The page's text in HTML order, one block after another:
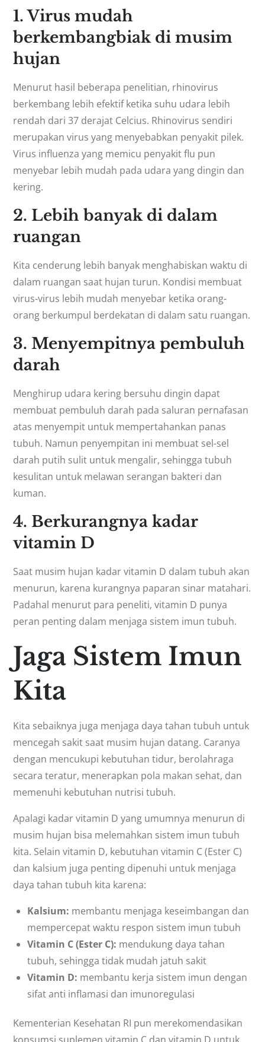
1. Virus mudah
berkembangbiak di musim
hujan
Menurut hasil beberapa penelitian, rhinovirus
berkembang lebih efektif ketika suhu udara lebih
rendah dari 37 derajat Celcius. Rhinovirus sendiri
merupakan virus yang menyebabkan penyakit pilek.
Virus influenza yang memicu penyakit flu pun
menyebar lebih mudah pada udara yang dingin dan
kering.
2. Lebih banyak di dalam
ruangan
Kita cenderung lebih banyak menghabiskan waktu di
dalam ruangan saat hujan turun. Kondisi membuat
virus-virus lebih mudah menyebar ketika orang-
orang berkumpul berdekatan di dalam satu ruangan.
3. Menyempitnya pembuluh
darah
Menghirup udara kering bersuhu dingin dapat
membuat pembuluh darah pada saluran pernafasan
atas menyempit untuk mempertahankan panas
tubuh. Namun penyempitan ini membuat sel-sel
darah putih sulit untuk mengalir, sehingga tubuh
kesulitan untuk melawan serangan bakteri dan
kuman.
4. Berkurangnya kadar
vitamin D
Saat musim hujan kadar vitamin D dalam tubuh akan
menurun, karena kurangnya paparan sinar matahari.
Padahal menurut para peneliti, vitamin D punya
peran penting dalam menjaga sistem imun tubuh.
Jaga Sistem Imun
Kita
Kita sebaiknya juga menjaga daya tahan tubuh untuk
mencegah sakit saat musim hujan datang. Caranya
dengan mencukupi kebutuhan tidur, berolahraga
secara teratur, menerapkan pola makan sehat, dan
memenuhi kebutuhan nutrisi tubuh.
Apalagi kadar vitamin D yang umumnya menurun di
musim hujan bisa melemahkan sistem imun tubuh
kita. Selain vitamin D, kebutuhan vitamin C (Ester C)
dan kalsium juga penting dipenuhi untuk menjaga
daya tahan tubuh kita karena:
Kalsium: membantu menjaga keseimbangan dan
mempercepat waktu respon sistem imun tubuh
Vitamin C (Ester C): mendukung daya tahan
tubuh, sehingga tidak mudah jatuh sakit
Vitamin D: membantu kerja sistem imun dengan
sifat anti inflamasi dan imunoregulasi
Kementerian Kesehatan RI pun merekomendasikan